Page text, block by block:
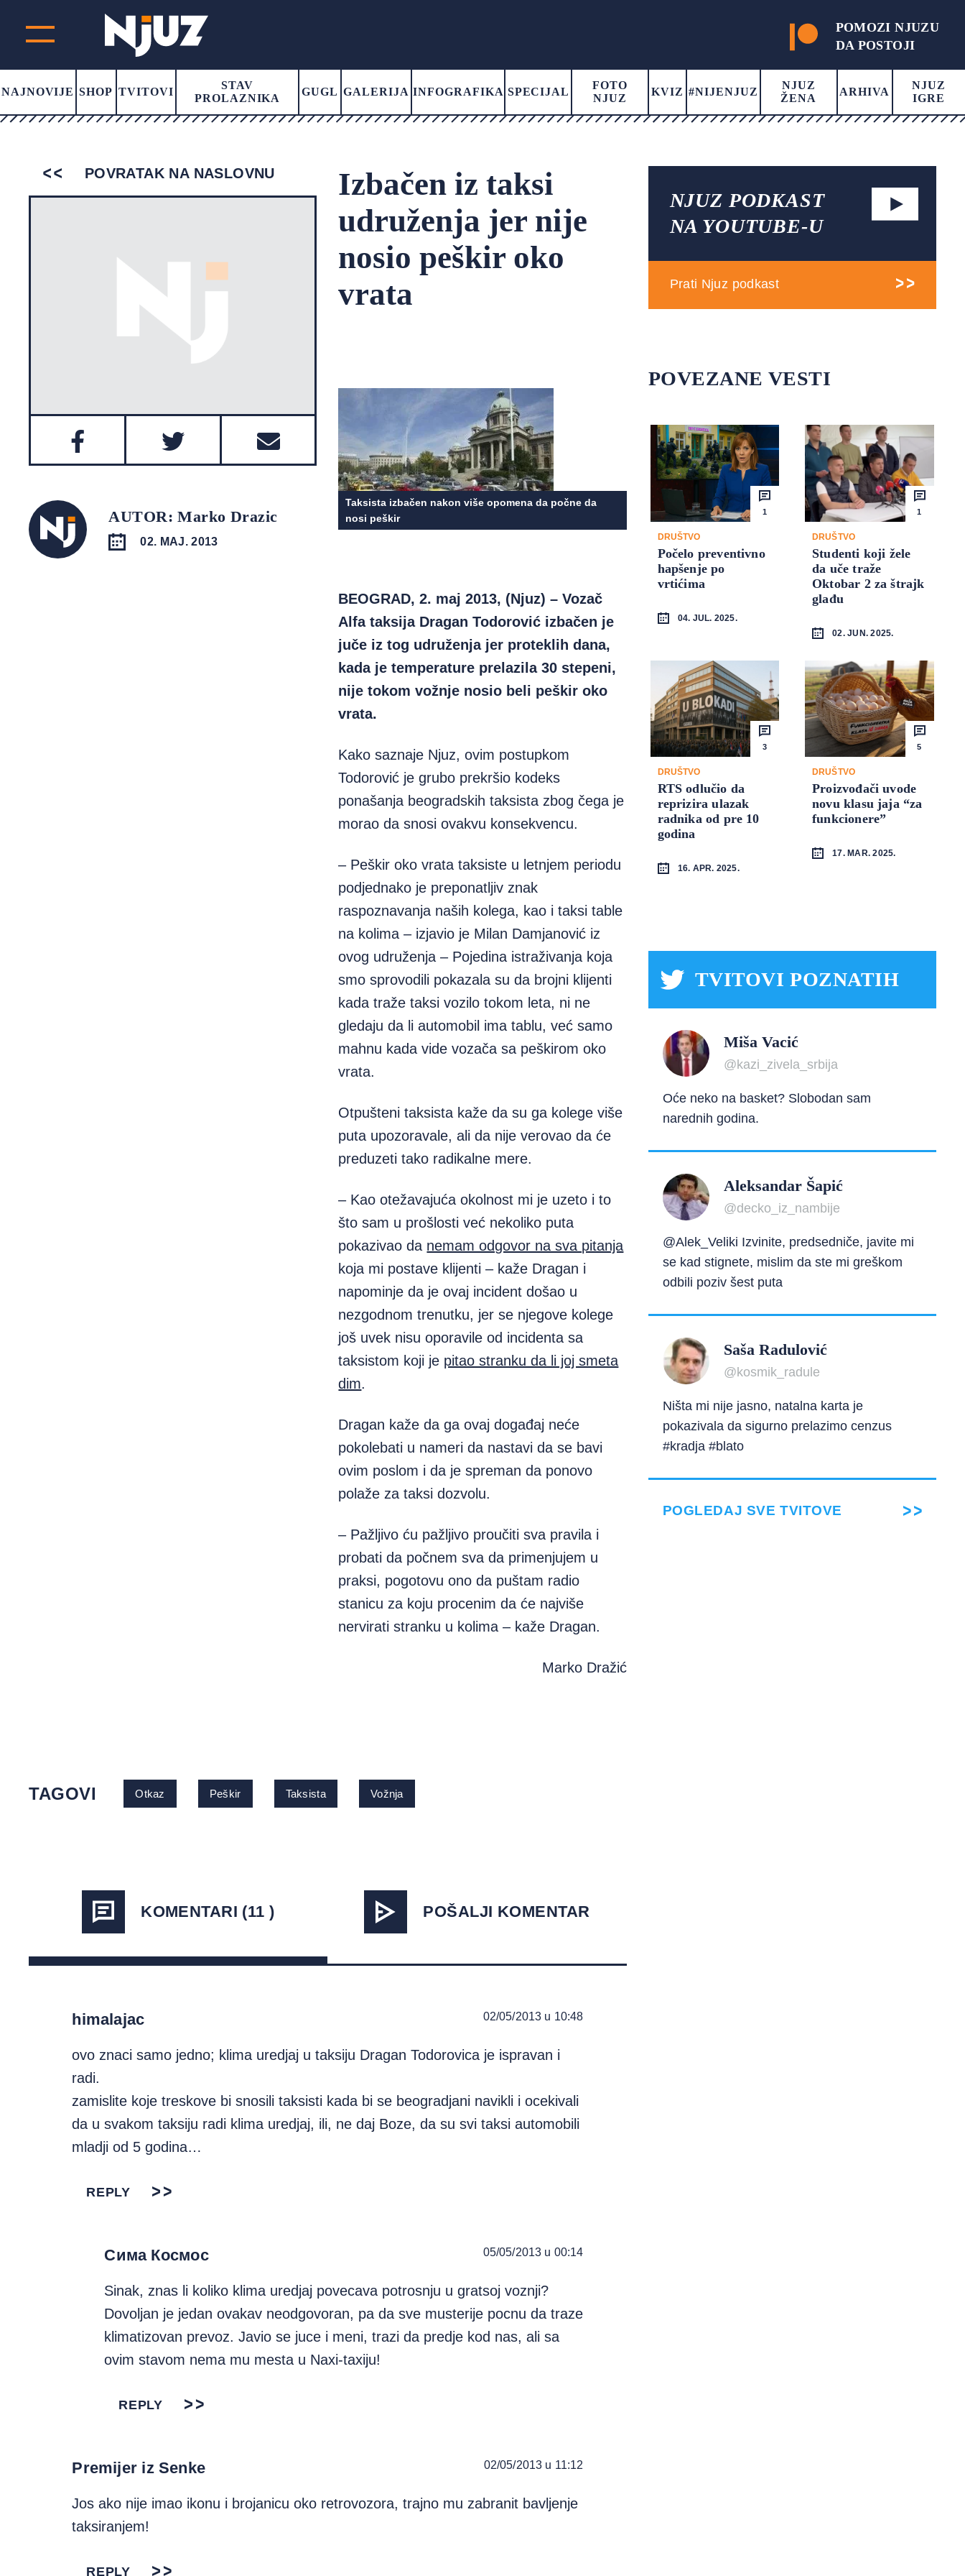
POMOZI NJUZU
DA POSTOJI
NAJNOVIJE SHOP TVITOVI
STAV
PROLAZNIKA
GUGL GALERIJA INFOGRAFIKA SPECIJAL
FOTO
NJUZ
KVIZ #NIJENJUZ
NJUZ
ŽENA
ARHIVA
NJUZ
IGRE
POVRATAK NA NASLOVNU
AUTOR: Marko Drazic
02. MAJ. 2013
Izbačen iz taksi
udruženja jer nije
nosio peškir oko
vrata
Taksista izbačen nakon više opomena da počne da
nosi peškir
BEOGRAD, 2. maj 2013, (Njuz) – Vozač
Alfa taksija Dragan Todorović izbačen je
juče iz tog udruženja jer proteklih dana,
kada je temperature prelazila 30 stepeni,
nije tokom vožnje nosio beli peškir oko
vrata.
Kako saznaje Njuz, ovim postupkom
Todorović je grubo prekršio kodeks
ponašanja beogradskih taksista zbog čega je
morao da snosi ovakvu konsekvencu.
– Peškir oko vrata taksiste u letnjem periodu
podjednako je preponatljiv znak
raspoznavanja naših kolega, kao i taksi table
na kolima – izjavio je Milan Damjanović iz
ovog udruženja – Pojedina istraživanja koja
smo sprovodili pokazala su da brojni klijenti
kada traže taksi vozilo tokom leta, ni ne
gledaju da li automobil ima tablu, već samo
mahnu kada vide vozača sa peškirom oko
vrata.
Otpušteni taksista kaže da su ga kolege više
puta upozoravale, ali da nije verovao da će
preduzeti tako radikalne mere.
– Kao otežavajuća okolnost mi je uzeto i to
što sam u prošlosti već nekoliko puta
pokazivao da nemam odgovor na sva pitanja
koja mi postave klijenti – kaže Dragan i
napominje da je ovaj incident došao u
nezgodnom trenutku, jer se njegove kolege
još uvek nisu oporavile od incidenta sa
taksistom koji je pitao stranku da li joj smeta
dim.
Dragan kaže da ga ovaj događaj neće
pokolebati u nameri da nastavi da se bavi
ovim poslom i da je spreman da ponovo
polaže za taksi dozvolu.
– Pažljivo ću pažljivo proučiti sva pravila i
probati da počnem sva da primenjujem u
praksi, pogotovu ono da puštam radio
stanicu za koju procenim da će najviše
nervirati stranku u kolima – kaže Dragan.
Marko Dražić
TAGOVI Otkaz Peškir Taksista Vožnja
KOMENTARI (11 ) POŠALJI KOMENTAR
himalajac 02/05/2013 u 10:48
ovo znaci samo jedno; klima uredjaj u taksiju Dragan Todorovica je ispravan i
radi.
zamislite koje treskove bi snosili taksisti kada bi se beogradjani navikli i ocekivali
da u svakom taksiju radi klima uredjaj, ili, ne daj Boze, da su svi taksi automobili
mladji od 5 godina…
REPLY
Сима Космос 05/05/2013 u 00:14
Sinak, znas li koliko klima uredjaj povecava potrosnju u gratsoj voznji?
Dovoljan je jedan ovakav neodgovoran, pa da sve musterije pocnu da traze
klimatizovan prevoz. Javio se juce i meni, trazi da predje kod nas, ali sa
ovim stavom nema mu mesta u Naxi-taxiju!
REPLY
Premijer iz Senke 02/05/2013 u 11:12
Jos ako nije imao ikonu i brojanicu oko retrovozora, trajno mu zabranit bavljenje
taksiranjem!
REPLY
NJUZ PODKAST
NA YOUTUBE-U
Prati Njuz podkast
POVEZANE VESTI
1
DRUŠTVO
Počelo preventivno
hapšenje po
vrtićima
04. JUL. 2025.
1
DRUŠTVO
Studenti koji žele
da uče traže
Oktobar 2 za štrajk
glađu
02. JUN. 2025.
3
DRUŠTVO
RTS odlučio da
reprizira ulazak
radnika od pre 10
godina
16. APR. 2025.
5
DRUŠTVO
Proizvođači uvode
novu klasu jaja “za
funkcionere”
17. MAR. 2025.
TVITOVI POZNATIH
Miša Vacić
@kazi_zivela_srbija
Oće neko na basket? Slobodan sam
narednih godina.
Aleksandar Šapić
@decko_iz_nambije
@Alek_Veliki Izvinite, predsedniče, javite mi
se kad stignete, mislim da ste mi greškom
odbili poziv šest puta
Saša Radulović
@kosmik_radule
Ništa mi nije jasno, natalna karta je
pokazivala da sigurno prelazimo cenzus
#kradja #blato
POGLEDAJ SVE TVITOVE